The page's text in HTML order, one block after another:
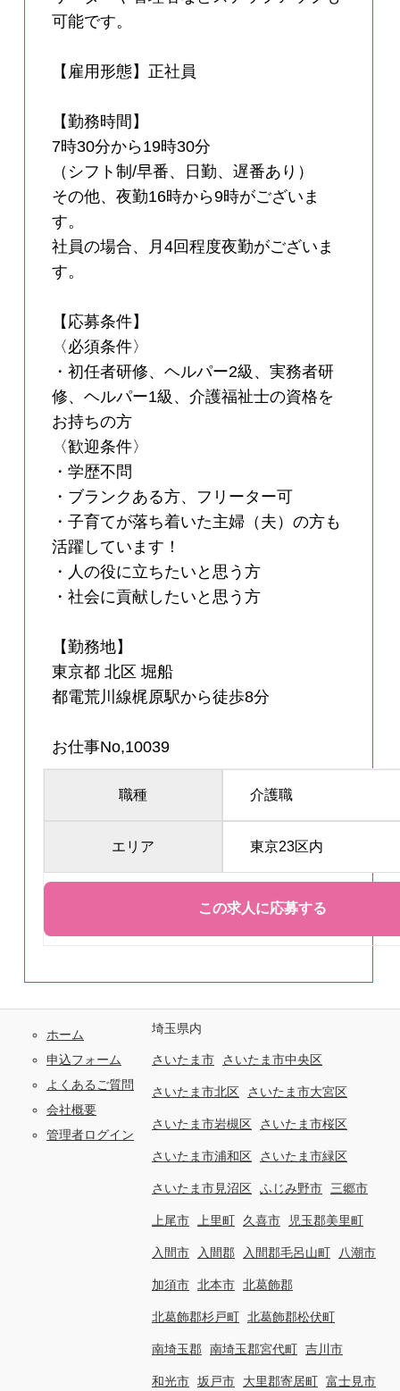
可能です。
【雇用形態】正社員
【勤務時間】
7時30分から19時30分
（シフト制/早番、日勤、遅番あり）
その他、夜勤16時から9時がございま
す。
社員の場合、月4回程度夜勤がございま
す。
【応募条件】
〈必須条件〉
・初任者研修、ヘルパー2級、実務者研
修、ヘルパー1級、介護福祉士の資格を
お持ちの方
〈歓迎条件〉
・学歴不問
・ブランクある方、フリーター可
・子育てが落ち着いた主婦（夫）の方も
活躍しています！
・人の役に立ちたいと思う方
・社会に貢献したいと思う方
【勤務地】
東京都 北区 堀船
都電荒川線梶原駅から徒歩8分
お仕事No,10039
職種 介護職
エリア 東京23区内
ホーム
申込フォーム
よくあるご質問
会社概要
管理者ログイン
埼玉県内
さいたま市 さいたま市中央区
さいたま市北区 さいたま市大宮区
さいたま市岩槻区 さいたま市桜区
さいたま市浦和区 さいたま市緑区
さいたま市見沼区 ふじみ野市 三郷市
上尾市 上里町 久喜市 児玉郡美里町
入間市 入間郡 入間郡毛呂山町 八潮市
加須市 北本市 北葛飾郡
北葛飾郡杉戸町 北葛飾郡松伏町
南埼玉郡 南埼玉郡宮代町 吉川市
和光市 坂戸市 大里郡寄居町 富士見市